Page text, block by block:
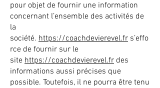
pour objet de fournir une information
concernant l’ensemble des activités de
la
société. https://coachdevierevel.fr s’effo
rce de fournir sur le
site https://coachdevierevel.fr des
informations aussi précises que
possible. Toutefois, il ne pourra être tenu